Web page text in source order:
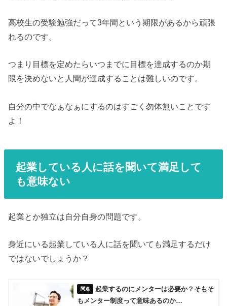
高校生の受験勉強だって3年間という期限があるから頑張
れるのです。
つまり目標を定めたらいつまでに目標を達成するのか期
限を決めないと人間が達成することは難しいのです。
自分の中でなぁなぁにするのはすごく勿体無いことです
よ！
起業している人に話を聞いて満足して
も意味ない
起業とか独立は自分自身の問題です。
身近にいる起業している人に話を聞いても満足するだけ
ではないでしょうか？
起業するのにメンターは必要か？そもそ
もメンター制度って意味あるのか…